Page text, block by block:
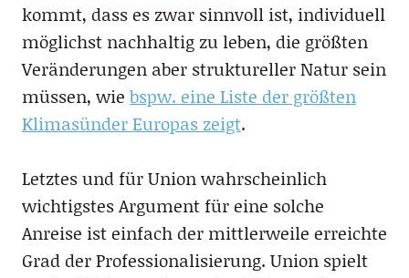
kommt, dass es zwar sinnvoll ist, individuell
möglichst nachhaltig zu leben, die größten
Veränderungen aber struktureller Natur sein
müssen, wie bspw. eine Liste der größten
Klimasünder Europas zeigt.
Letztes und für Union wahrscheinlich
wichtigstes Argument für eine solche
Anreise ist einfach der mittlerweile erreichte
Grad der Professionalisierung. Union spielt